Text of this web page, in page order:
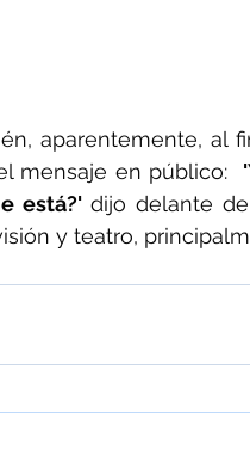
aparentemente, al
mensaje en público:
está?' dijo delante
y teatro,